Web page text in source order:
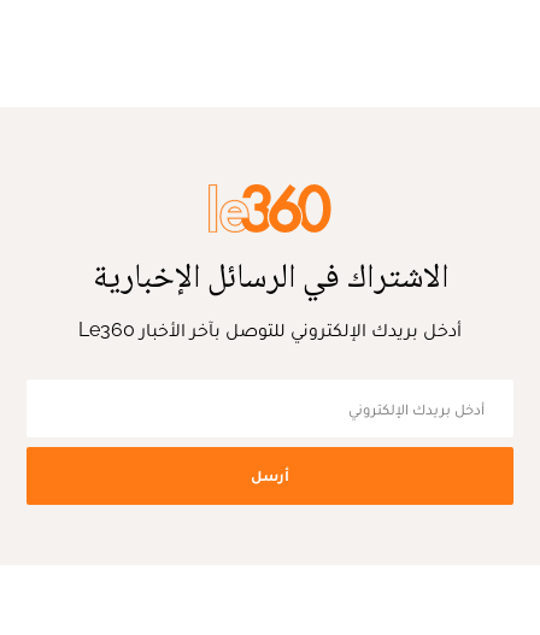
الاشتراك في الرسائل الإخبارية
أدخل بريدك الإلكتروني للتوصل بآخر الأخبار Le360
أرسل